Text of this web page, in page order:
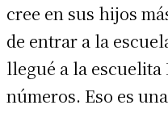
cree en sus hijos
de entrar a la
llegué a la escuelita
números. Eso es una